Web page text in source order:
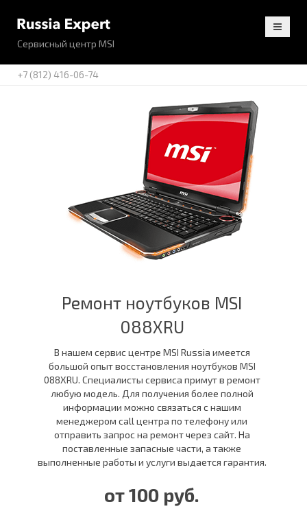
Сервисный центр MSI
+7 (812) 416-06-74
Ремонт ноутбуков MSI
088XRU
В нашем сервис центре MSI Russia имеется
большой опыт восстановления ноутбуков MSI
088XRU. Специалисты сервиса примут в ремонт
любую модель. Для получения более полной
информации можно связаться с нашим
менеджером call центра по телефону или
отправить запрос на ремонт через сайт. На
поставленные запасные части, а также
выполненные работы и услуги выдается гарантия.
от 100 руб.